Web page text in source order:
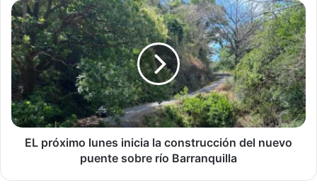
EL
próximo
lunes
inicia
la
construcción
del
nuevo
puente
sobreEL próximo lunes inicia la construcción del nuevo
puente sobre río Barranquilla